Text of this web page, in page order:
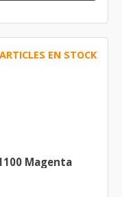
EN STOCK
Magenta